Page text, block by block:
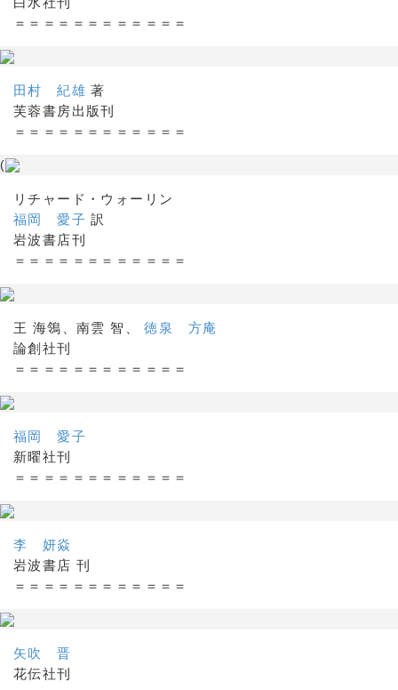
＝＝＝＝＝＝＝＝＝＝＝＝
田村 紀雄 著
芙蓉書房出版刊
＝＝＝＝＝＝＝＝＝＝＝＝
(
リチャード・ウォーリン
福岡 愛子 訳
岩波書店刊
＝＝＝＝＝＝＝＝＝＝＝＝
王 海鴒、南雲 智、徳泉 方庵
論創社刊
＝＝＝＝＝＝＝＝＝＝＝＝
福岡 愛子
新曜社刊
＝＝＝＝＝＝＝＝＝＝＝＝
李 妍焱
岩波書店 刊
＝＝＝＝＝＝＝＝＝＝＝＝
矢吹 晋
花伝社刊